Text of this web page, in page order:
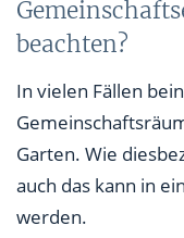
beachten?
In vielen Fällen
Garten. Wie
auch das kann in
werden.